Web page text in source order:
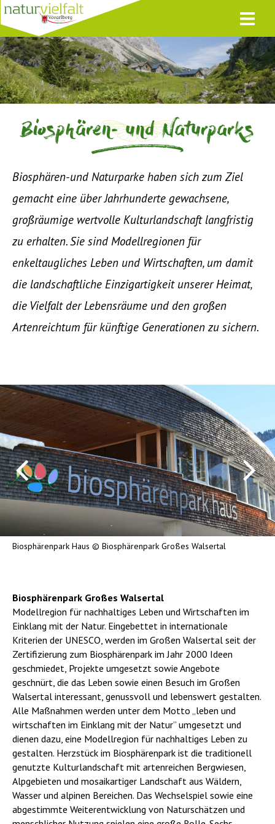
Biosphären- und Naturparks
Biosphären-und Naturparke haben sich zum Ziel
gemacht eine über Jahrhunderte gewachsene,
großräumige wertvolle Kulturlandschaft langfristig
zu erhalten. Sie sind Modellregionen für
enkeltaugliches Leben und Wirtschaften, um damit
die landschaftliche Einzigartigkeit unserer Heimat,
die Vielfalt der Lebensräume und den großen
Artenreichtum für künftige Generationen zu sichern.
Biosphärenpark Haus © Biosphärenpark Großes Walsertal
Biosphärenpark Großes Walsertal
Modellregion für nachhaltiges Leben und Wirtschaften im
Einklang mit der Natur. Eingebettet in internationale
Kriterien der UNESCO, werden im Großen Walsertal seit der
Zertifizierung zum Biosphärenpark im Jahr 2000 Ideen
geschmiedet, Projekte umgesetzt sowie Angebote
geschnürt, die das Leben sowie einen Besuch im Großen
Walsertal interessant, genussvoll und lebenswert gestalten.
Alle Maßnahmen werden unter dem Motto „leben und
wirtschaften im Einklang mit der Natur” umgesetzt und
dienen dazu, eine Modellregion für nachhaltiges Leben zu
gestalten. Herzstück im Biosphärenpark ist die traditionell
genutzte Kulturlandschaft mit artenreichen Bergwiesen,
Alpgebieten und mosaikartiger Landschaft aus Wäldern,
Wasser und alpinen Bereichen. Das Wechselspiel sowie eine
abgestimmte Weiterentwicklung von Naturschätzen und